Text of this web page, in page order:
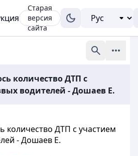
Старая
версия
сайта
количество ДТП с
водителей - Дошаев Е.
количество ДТП с участием
- Дошаев Е.